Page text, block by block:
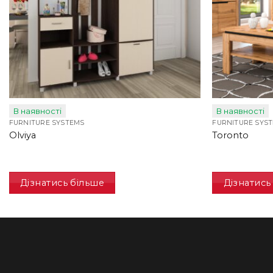
В наявності
FURNITURE SYSTEMS
Olviya
Дізнатись більше
В наявності
FURNITURE
Toronto